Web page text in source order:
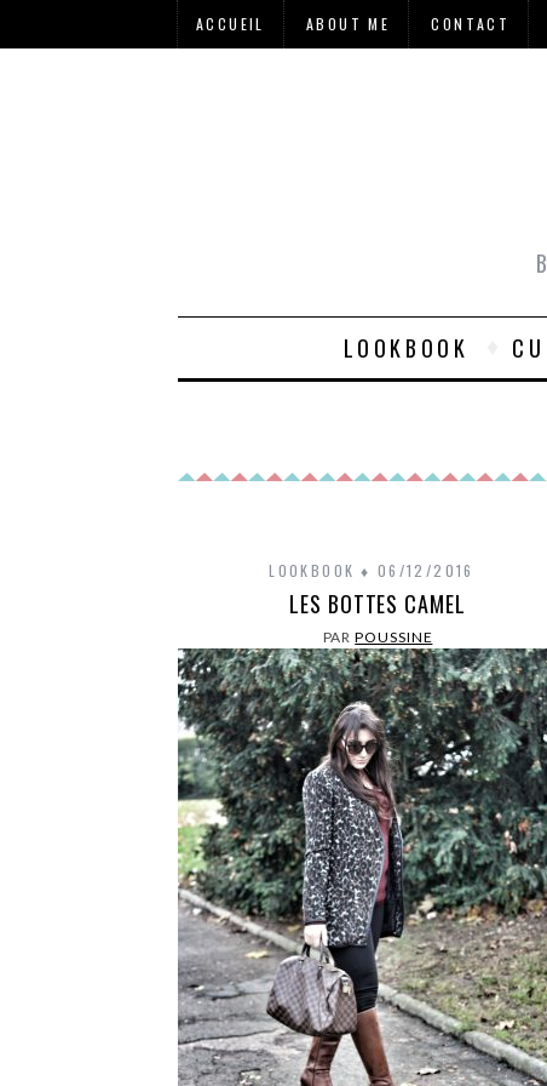
ACCUEIL ABOUT ME CONTACT
LOOKBOOK
LOOKBOOK 06/12/2016
LES BOTTES CAMEL
PARPOUSSINE